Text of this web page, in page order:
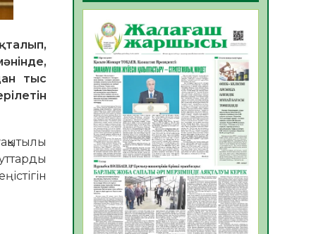
тыс
ҚОҒАМДЫҚ БЕЛСЕНДІЛІК –
ЕЛ ДАМУЫНЫҢ НЕГІЗІ
06.08.2026
27
ҚҰРЫЛТАЙ САЙЛАУЫ –
БОЛАШАҚҚА БАСТАР
ЖАУАПТЫ ТАҢДАУ
06.08.2026
29
Инфекциялық ауруларға
қарсы иммундау
жұмыстарының тиімділігі
06.08.2026
30
Көкжөтел ауруы туралы